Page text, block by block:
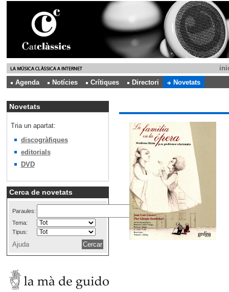
Agenda
Notícies Crítiques Directori Novetats
Novetats
Tria un apartat:
discogràfiques
editorials
DVD
Cerca de novetats
Paraules:
Tema:
Tipus:
Ajuda